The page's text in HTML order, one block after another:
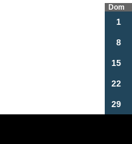
Dom
1
8
15
22
29